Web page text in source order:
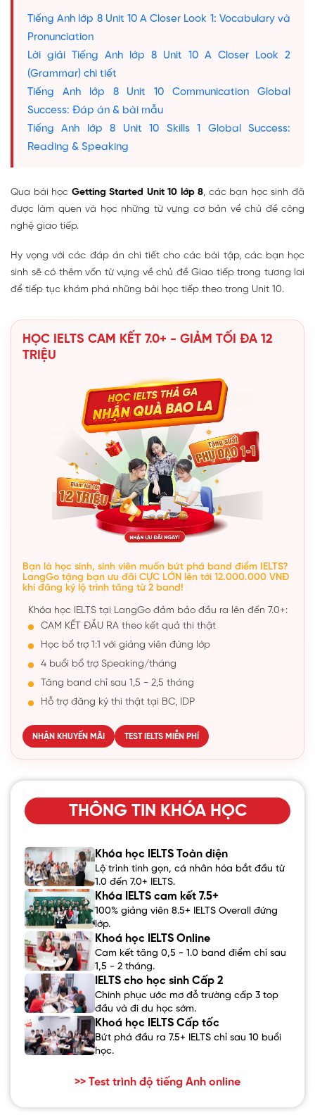
Tiếng Anh lớp 8 Unit 10 A Closer Look 1: Vocabulary và
Pronunciation
Lời giải Tiếng Anh lớp 8 Unit 10 A Closer Look 2
(Grammar) chi tiết
Tiếng Anh lớp 8 Unit 10 Communication Global
Success: Đáp án & bài mẫu
Tiếng Anh lớp 8 Unit 10 Skills 1 Global Success:
Reading & Speaking
Qua bài học Getting Started Unit 10 lớp 8, các bạn học sinh đã
được làm quen và học những từ vựng cơ bản về chủ đề công
nghệ giao tiếp.
Hy vọng với các đáp án chi tiết cho các bài tập, các bạn học
sinh sẽ có thêm vốn từ vựng về chủ đề Giao tiếp trong tương lai
để tiếp tục khám phá những bài học tiếp theo trong Unit 10.
HỌC IELTS CAM KẾT 7.0+ - GIẢM TỐI ĐA 12
TRIỆU
Bạn là học sinh, sinh viên muốn bứt phá band điểm IELTS?
LangGo tặng bạn ưu đãi CỰC LỚN lên tới 12.000.000 VNĐ
khi đăng ký lộ trình tăng từ 2 band!
Khóa học IELTS tại LangGo đảm bảo đầu ra lên đến 7.0+:
CAM KẾT ĐẦU RA theo kết quả thi thật
Học bổ trợ 1:1 với giảng viên đứng lớp
4 buổi bổ trợ Speaking/tháng
Tăng band chỉ sau 1,5 - 2,5 tháng
Hỗ trợ đăng ký thi thật tại BC, IDP
NHẬN KHUYẾN MÃI TEST IELTS MIỄN PHÍ
THÔNG TIN KHÓA HỌC
Khóa học IELTS Toàn diện
Lộ trình tinh gọn, cá nhân hóa bắt đầu từ
1.0 đến 7.0+ IELTS.
Khóa IELTS cam kết 7.5+
100% giảng viên 8.5+ IELTS Overall đứng
lớp.
Khoá học IELTS Online
Cam kết tăng 0,5 - 1.0 band điểm chỉ sau
1,5 - 2 tháng.
IELTS cho học sinh Cấp 2
Chinh phục ước mơ đỗ trường cấp 3 top
đầu và đi du học sớm.
Khoá học IELTS Cấp tốc
Bứt phá đầu ra 7.5+ IELTS chỉ sau 10 buổi
học.
>> Test trình độ tiếng Anh online